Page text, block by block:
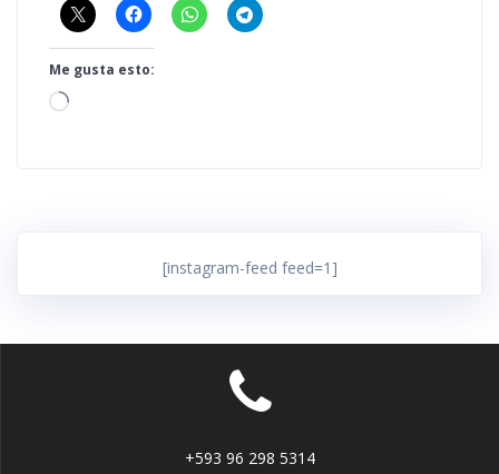
Me gusta esto:
Cargando...
[instagram-feed feed=1]
+593 96 298 5314